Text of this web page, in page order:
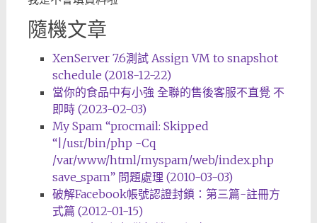
隨機文章
XenServer 7.6測試 Assign VM to snapshot
schedule (2018-12-22)
當你的食品中有小強 全聯的售後客服不直覺 不
即時 (2023-02-03)
My Spam “procmail: Skipped
“|/usr/bin/php -Cq
/var/www/html/myspam/web/index.php
save_spam” 問題處理 (2010-03-03)
破解Facebook帳號認證封鎖：第三篇-註冊方
式篇 (2012-01-15)